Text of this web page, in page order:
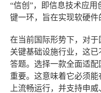
“信创”，即信息技术应
键一环，旨在实现软硬件
在当前国际形势下，对
关键基础设施行业，这
答题。选择一款全面适
重要。这意味着它必须
上流畅运行，并支持申